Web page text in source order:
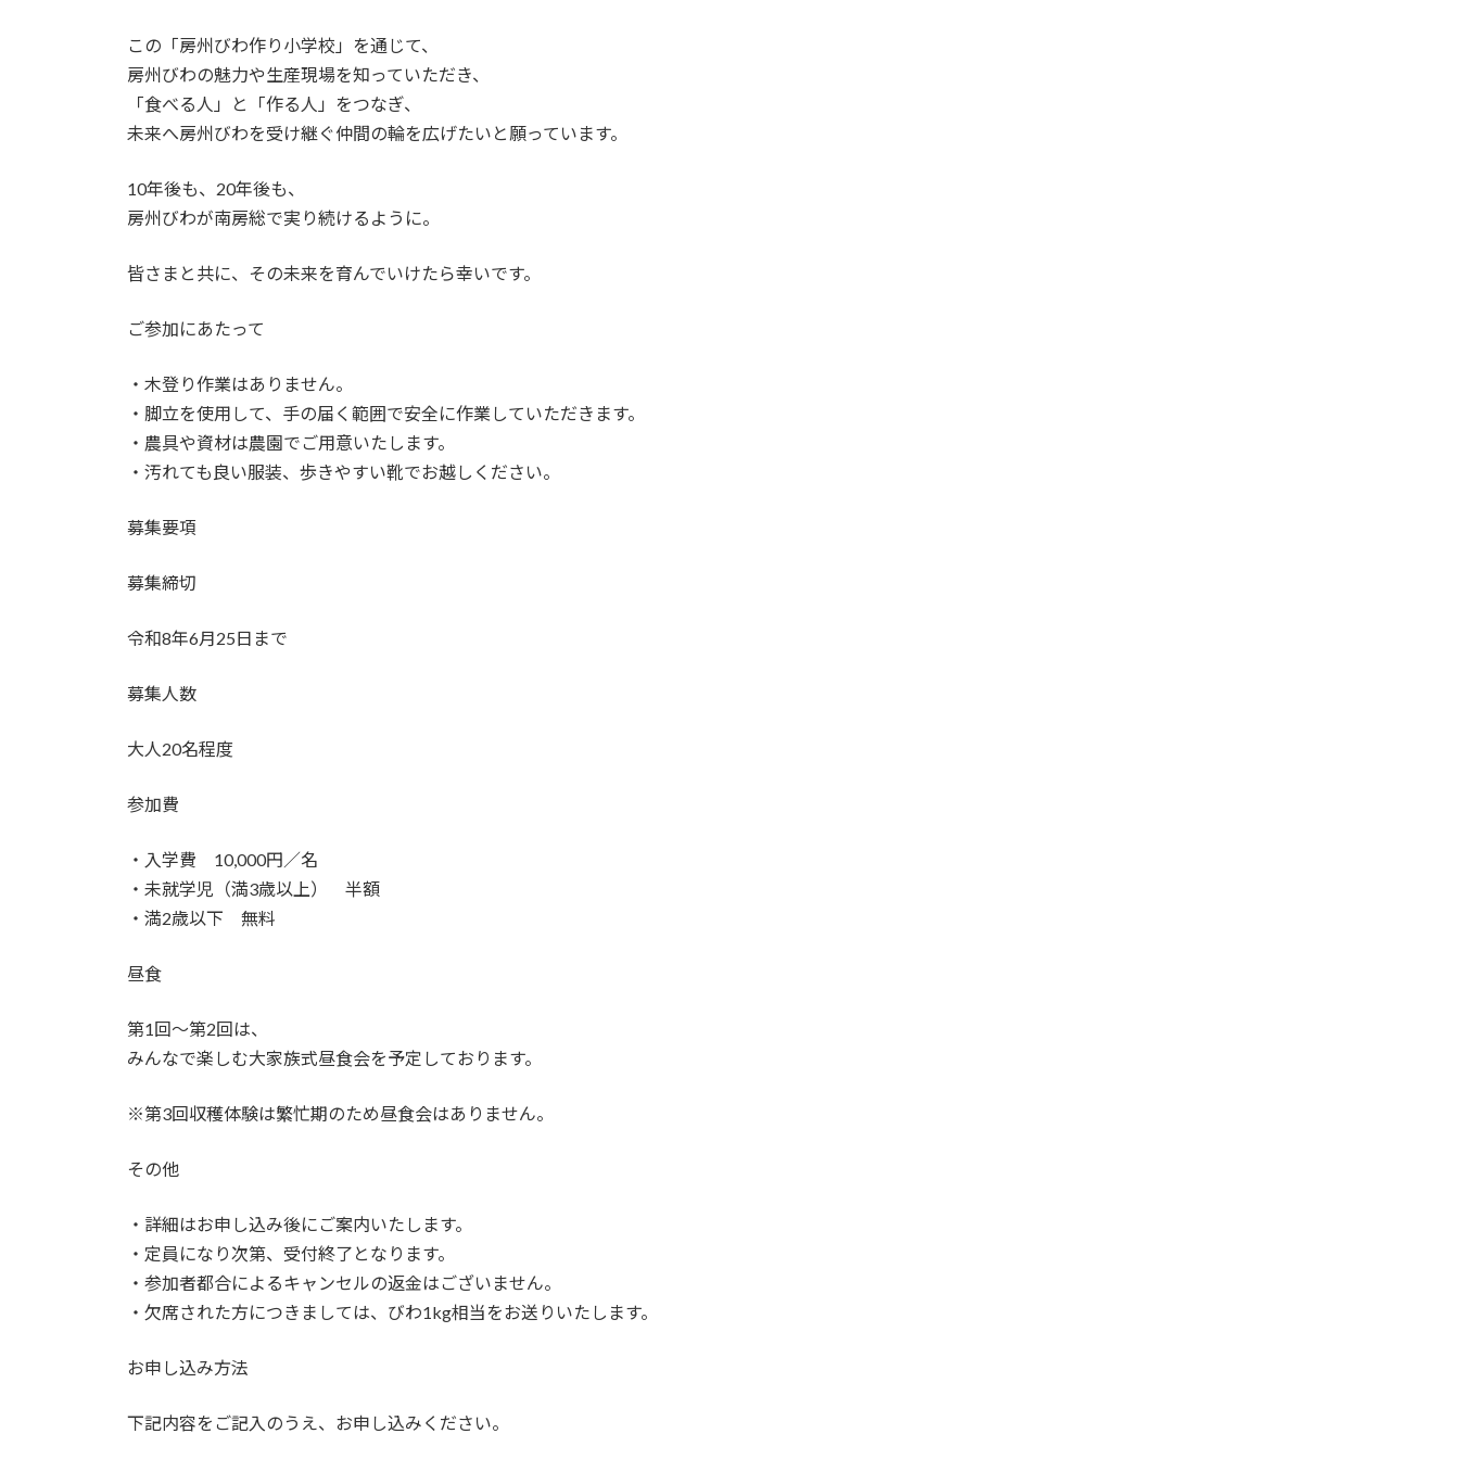
この「房州びわ作り小学校」を通じて、
房州びわの魅力や生産現場を知っていただき、
「食べる人」と「作る人」をつなぎ、
未来へ房州びわを受け継ぐ仲間の輪を広げたいと願っています。
10年後も、20年後も、
房州びわが南房総で実り続けるように。
皆さまと共に、その未来を育んでいけたら幸いです。
ご参加にあたって
・木登り作業はありません。
・脚立を使用して、手の届く範囲で安全に作業していただきます。
・農具や資材は農園でご用意いたします。
・汚れても良い服装、歩きやすい靴でお越しください。
募集要項
募集締切
令和8年6月25日まで
募集人数
大人20名程度
参加費
・入学費 10,000円／名
・未就学児（満3歳以上） 半額
・満2歳以下 無料
昼食
第1回～第2回は、
みんなで楽しむ大家族式昼食会を予定しております。
※第3回収穫体験は繁忙期のため昼食会はありません。
その他
・詳細はお申し込み後にご案内いたします。
・定員になり次第、受付終了となります。
・参加者都合によるキャンセルの返金はございません。
・欠席された方につきましては、びわ1kg相当をお送りいたします。
お申し込み方法
下記内容をご記入のうえ、お申し込みください。